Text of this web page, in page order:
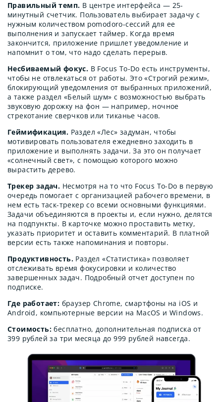
Правильный темп. В центре интерфейса — 25-
минутный счетчик. Пользователь выбирает задачу с
нужным количеством pomodoro-сессий для ее
выполнения и запускает таймер. Когда время
закончится, приложение пришлет уведомление и
напомнит о том, что надо сделать перерыв.
Несбиваемый фокус. В Focus To-Do есть инструменты,
чтобы не отвлекаться от работы. Это «Строгий режим»,
блокирующий уведомления от выбранных приложений,
а также раздел «Белый шум» с возможностью выбрать
звуковую дорожку на фон — например, ночное
стрекотание сверчков или тиканье часов.
Геймификация. Раздел «Лес» задуман, чтобы
мотивировать пользователя ежедневно заходить в
приложение и выполнять задачи. За это он получает
«солнечный свет», с помощью которого можно
вырастить дерево.
Трекер задач. Несмотря на то что Focus To-Do в первую
очередь помогает с организацией рабочего времени, в
нем есть таск-трекер со всеми основными функциями.
Задачи объединяются в проекты и, если нужно, делятся
на подпункты. В карточке можно проставить метку,
указать приоритет и оставить комментарий. В платной
версии есть также напоминания и повторы.
Продуктивность. Раздел «Статистика» позволяет
отслеживать время фокусировки и количество
завершенных задач. Подробный отчет доступен по
подписке.
Где работает: браузер Chrome, смартфоны на iOS и
Android, компьютерные версии на MacOS и Windows.
Стоимость: бесплатно, дополнительная подписка от
399 рублей за три месяца до 999 рублей навсегда.